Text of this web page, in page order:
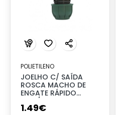
POLIETILENO
JOELHO C/ SAÍDA
ROSCA MACHO DE
ENGATE RÁPIDO
20X1/2"
1.49€